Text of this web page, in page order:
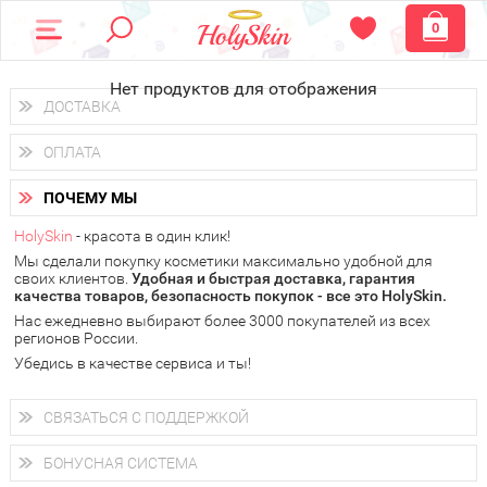
0
Нет продуктов для отображения
ДОСТАВКА
Доставка осуществляетсяпо всем городам России.
Вы можете выбрать доставку курьером, Почтой России или
получить заказ в пунктах выдачи PickPoint или пункте
самовывоза.
В 20 городах России доставка осуществляется ужена
следующий день.
у Вас всегда есть возможность получитьбесплатную
доставку от HolySkin.
подробнее об условиях доставки и оплаты в Вашем городе
ОПЛАТА
Вы можете оплатить свой заказ любым удобным способом:
наличными деньгами (
через интернет-банк (Альфа-банк, Сбербанк) и другими
электронными способами.
ПОЧЕМУ МЫ
HolySkin - красота в один клик!
Мы сделали покупку косметики максимально удобной для
своих клиентов. Удобная и быстрая доставка, гарантия
качества товаров, безопасность покупок - все это HolySkin.
Нас ежедневно выбирают более 3000 покупателей из всех
регионов России.
Убедись в качестве сервиса и ты!
СВЯЗАТЬСЯ С ПОДДЕРЖКОЙ
+7 (800) 707-24-55
Мы будем рады ответить на все Ваши вопросы по работе
магазина, проконсультировать по товарам, рассказать о
БОНУСНАЯ СИСТЕМА